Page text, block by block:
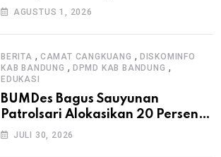
Masyarakat Sambut Antusias
AGUSTUS 1, 2026
BERITA , CAMAT CANGKUANG , DISKOMINFO
KAB BANDUNG , DPMD KAB BANDUNG ,
EDUKASI
BUMDes Bagus Sauyunan
Patrolsari Alokasikan 20 Persen
Dana Desa untuk Ketahanan
JULI 30, 2026